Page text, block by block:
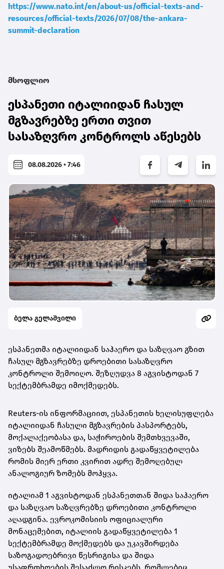
https://www.nato.int/en/about-us/official-texts-and-
resources/official-texts/2026/07/08/the-ankara-
summit-declaration
მსოფლიო
ესპანეთი იტალიიდან ჩასულ
მგზავრებზე ერთი თვით
სასაზღვრო კონტროლს აწესებს
08.08.2026 • 7:46
ბელა გელაშვილი
ესპანეთმა იტალიიდან საჰაერო და საზღვაო გზით
ჩასულ მგზავრებზე დროებითი სასაზღვრო
კონტროლი შემოიღო. შეზღუდვა 8 აგვისტოდან 7
სექტემბრამდე იმოქმედებს.
Reuters-ის ინფორმაციით, ესპანეთის ხელისუფლება
იტალიიდან ჩასული მგზავრების პასპორტებს,
მოქალაქეობასა და, საჭიროების შემთხვევაში,
ვიზებს შეამოწმებს. მადრიდის გადაწყვეტილება
რომის მიერ ერთი კვირით ადრე შემოღებულ
ანალოგიურ ზომებს მოჰყვა.
იტალიამ 1 აგვისტოდან ესპანეთთან შიდა საჰაერო
და საზღვაო საზღვრებზე დროებითი კონტროლი
აღადგინა. ევროკომისიის ოფიციალური
მონაცემებით, იტალიის გადაწყვეტილება 1
სექტემბრამდე მოქმედებს და უკავშირდება
საზოგადოებრივი წესრიგისა და შიდა
უსაფრთხოების შესაძლო რისკებს, რომლებიც